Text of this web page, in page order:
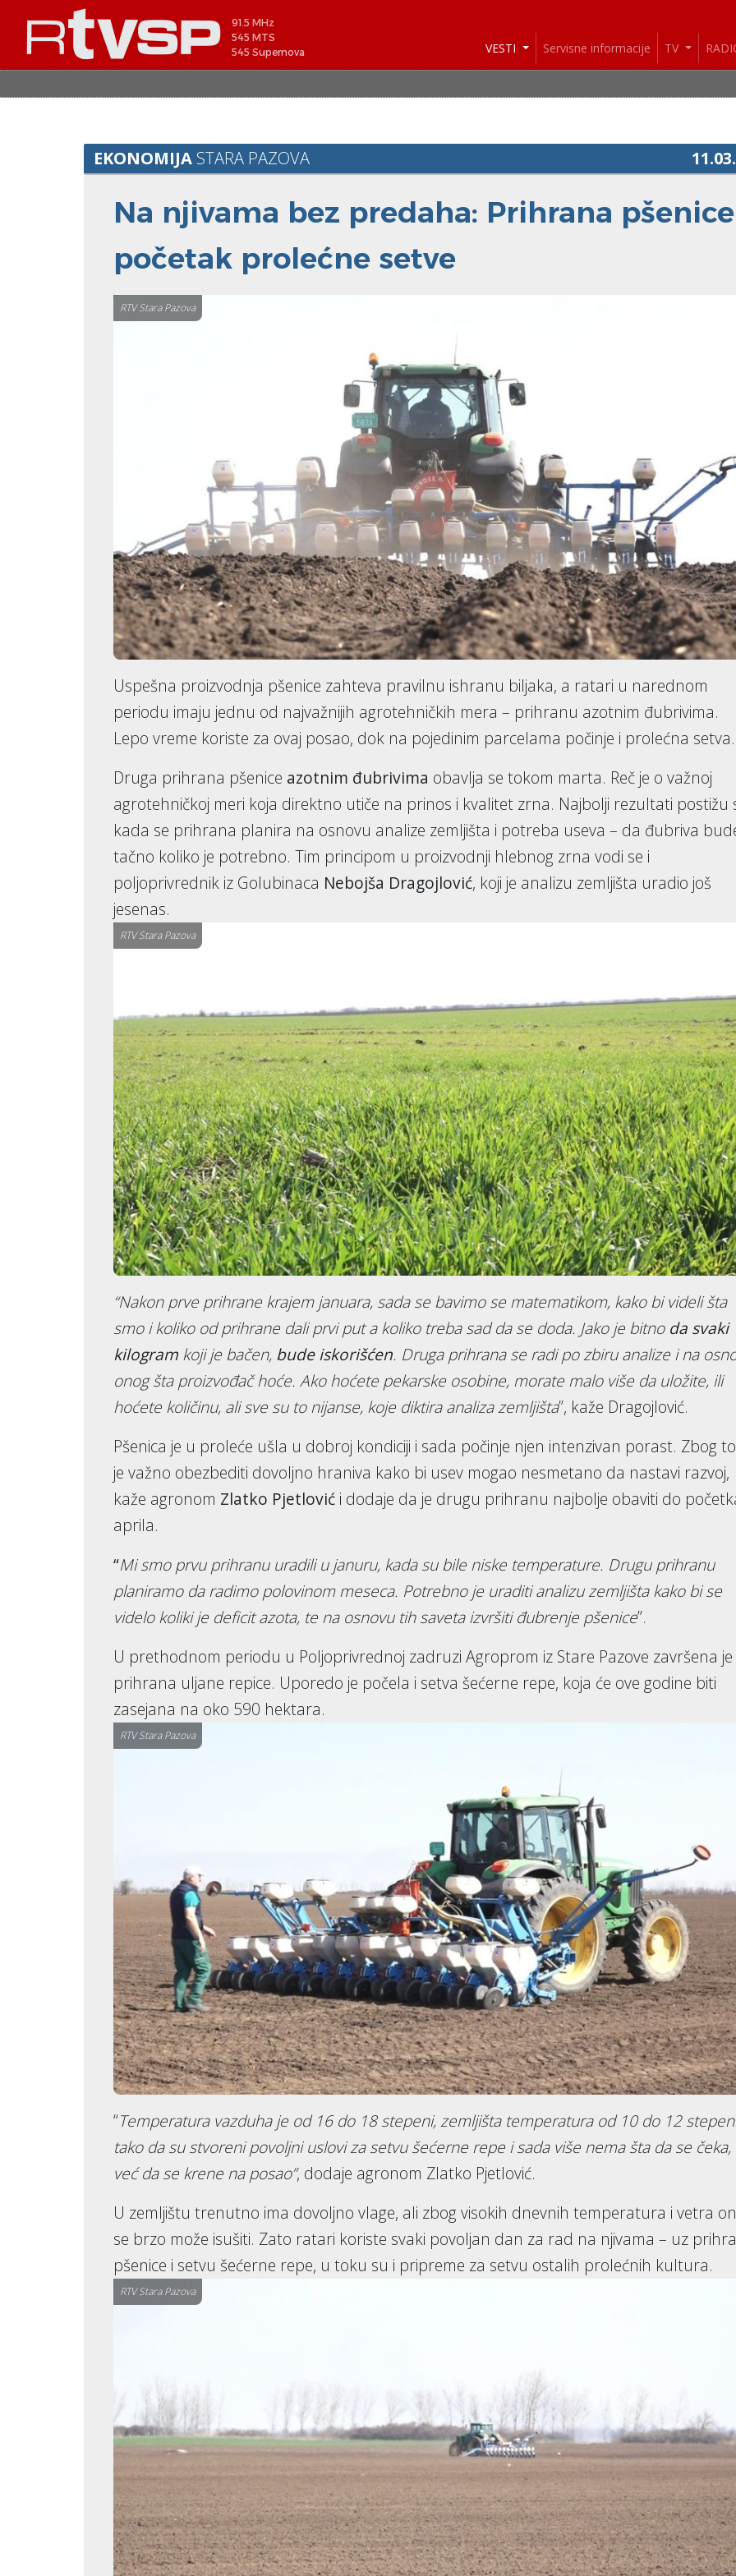
91.5 MHz
545 MTS
545 Supernova
VESTI Servisne informacije TV
EKONOMIJA STARA PAZOVA
Na njivama bez predaha: Prihrana
početak prolećne setve
RTV Stara Pazova
Uspešna proizvodnja pšenice zahteva pravilnu ishranu biljaka, a ratari u narednom
periodu imaju jednu od najvažnijih agrotehničkih mera – prihranu azotnim đubrivima.
Lepo vreme koriste za ovaj posao, dok na pojedinim parcelama počinje i prolećna setva.
Druga prihrana pšenice azotnim đubrivima obavlja se tokom marta. Reč je o važnoj
agrotehničkoj meri koja direktno utiče na prinos i kvalitet zrna. Najbolji rezultati postižu
kada se prihrana planira na osnovu analize zemljišta i potreba useva – da đubriva
tačno koliko je potrebno. Tim principom u proizvodnji hlebnog zrna vodi se i
poljoprivrednik iz Golubinaca Nebojša Dragojlović, koji je analizu zemljišta uradio još
jesenas.
RTV Stara Pazova
“Nakon prve prihrane krajem januara, sada se bavimo se matematikom, kako bi videli šta
smo i koliko od prihrane dali prvi put a koliko treba sad da se doda. Jako je bitno da svaki
kilogram koji je bačen, bude iskorišćen. Druga prihrana se radi po zbiru analize i na
onog šta proizvođač hoće. Ako hoćete pekarske osobine, morate malo više da uložite, ili
hoćete količinu, ali sve su to nijanse, koje diktira analiza zemljišta”, kaže Dragojlović.
Pšenica je u proleće ušla u dobroj kondiciji i sada počinje njen intenzivan porast. Zbog
je važno obezbediti dovoljno hraniva kako bi usev mogao nesmetano da nastavi razvoj,
kaže agronom Zlatko Pjetlović i dodaje da je drugu prihranu najbolje obaviti do
aprila.
“Mi smo prvu prihranu uradili u januru, kada su bile niske temperature. Drugu prihranu
planiramo da radimo polovinom meseca. Potrebno je uraditi analizu zemljišta kako bi se
videlo koliki je deficit azota, te na osnovu tih saveta izvršiti đubrenje pšenice”.
U prethodnom periodu u Poljoprivrednoj zadruzi Agroprom iz Stare Pazove završena je
prihrana uljane repice. Uporedo je počela i setva šećerne repe, koja će ove godine biti
zasejana na oko 590 hektara.
RTV Stara Pazova
“Temperatura vazduha je od 16 do 18 stepeni, zemljišta temperatura od 10 do 12
tako da su stvoreni povoljni uslovi za setvu šećerne repe i sada više nema šta da se čeka,
već da se krene na posao”, dodaje agronom Zlatko Pjetlović.
U zemljištu trenutno ima dovoljno vlage, ali zbog visokih dnevnih temperatura i vetra
se brzo može isušiti. Zato ratari koriste svaki povoljan dan za rad na njivama – uz
pšenice i setvu šećerne repe, u toku su i pripreme za setvu ostalih prolećnih kultura.
RTV Stara Pazova